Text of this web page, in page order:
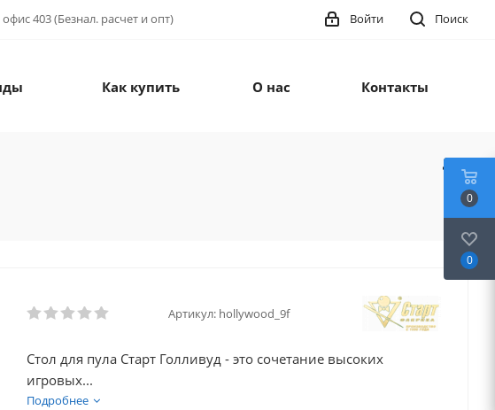
403 (Безнал. расчет и опт) Поиск
Войти
Как купить О нас Контакты
Артикул: hollywood_9f
Стол для пула Старт Голливуд - это сочетание высоких
игровых...
Подробнее
0
0